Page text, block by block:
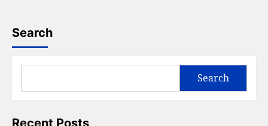
Search
Search
Recent Posts